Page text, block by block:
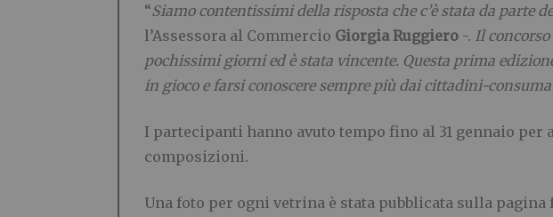
“Siamo contentissimi della risposta che c’è stata da parte
l’Assessora al Commercio Giorgia Ruggiero -. Il concorso
pochissimi giorni ed è stata vincente. Questa prima
in gioco e farsi conoscere sempre più dai cittadini-
I partecipanti hanno avuto tempo fino al 31 gennaio
composizioni.
Una foto per ogni vetrina è stata pubblicata sulla pagina